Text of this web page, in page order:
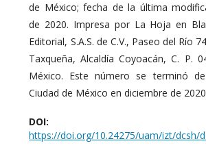
de México; fecha de la última
de 2020. Impresa por La Hoja en
Editorial, S.A.S. de C.V., Paseo del Río
Taxqueña, Alcaldía Coyoacán, C. P.
México. Este número se terminó
Ciudad de México en diciembre de
DOI:
https://doi.org/10.24275/uam/izt/dcsh/